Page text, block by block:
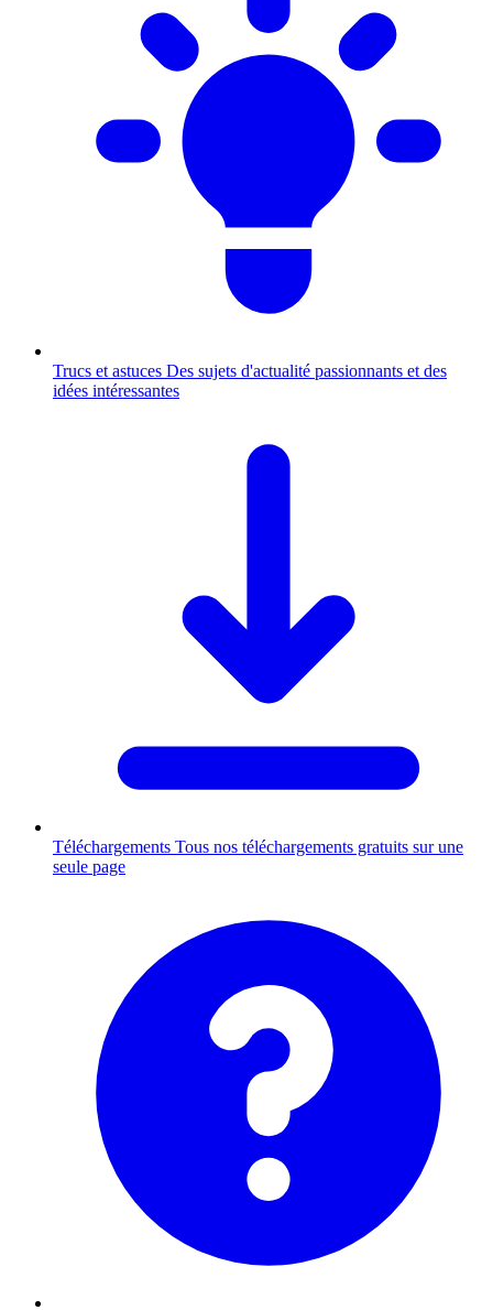
Trucs et astuces Des sujets d'actualité passionnants et des
idées intéressantes
Téléchargements Tous nos téléchargements gratuits sur une
seule page